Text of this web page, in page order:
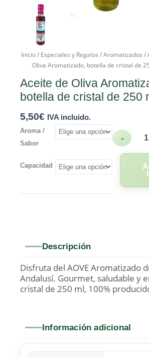
Inicio/ Especiales y Regalos /Aromatizados /
Oliva Aromatizado, botella de cristal de
Aceite de Oliva
botella de cristal de 250
5,50€ IVA incluido.
Aroma /
Sabor
Capacidad
-
Descripción
Disfruta del AOVE Aromatizado
Andalusí. Gourmet, saludable y
cristal de 250 ml, 100%
Información adicional